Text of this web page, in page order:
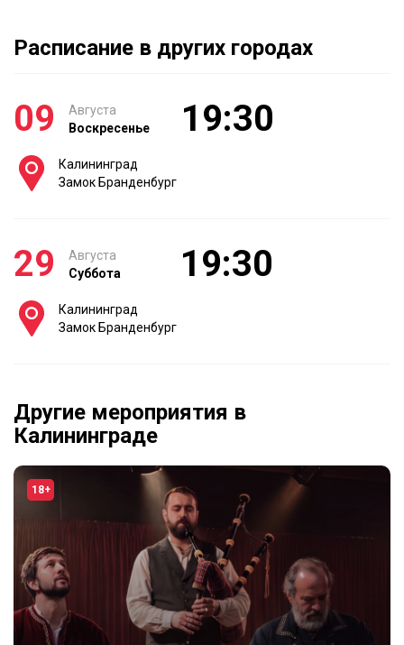
Расписание в других городах
09
Августа
Воскресенье
19:30
Калининград
Замок Бранденбург
29
Августа
Суббота
19:30
Калининград
Замок Бранденбург
Другие мероприятия в
Калининграде
18+